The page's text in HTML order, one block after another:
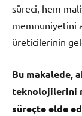
süreci, hem
memnuniyetini
üreticilerinin
Bu makalede,
teknolojilerini
süreçte elde